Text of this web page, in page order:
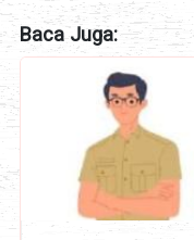
Baca Juga: